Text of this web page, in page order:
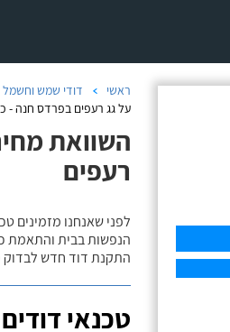
ראשי דודי שמש וחשמל
על גג רעפים בפרדס חנה -
השוואת
רעפים
לפני שאנחנו מזמינים
הנפשות בבית והתאמת
התקנת דוד חדש לבדוק
טכנאי